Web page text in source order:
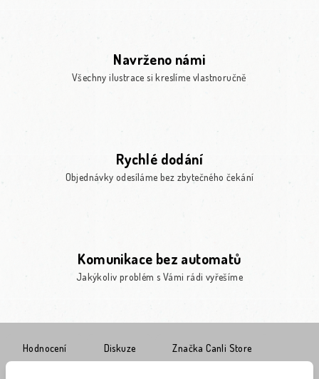
Navrženo námi
Všechny ilustrace si kreslíme vlastnoručně
Rychlé dodání
Objednávky odesíláme bez zbytečného čekání
Komunikace bez automatů
Jakýkoliv problém s Vámi rádi vyřešíme
Hodnocení Diskuze Značka Canli Store